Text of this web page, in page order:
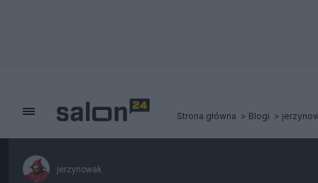
Strona główna Blogi
jerzynowak